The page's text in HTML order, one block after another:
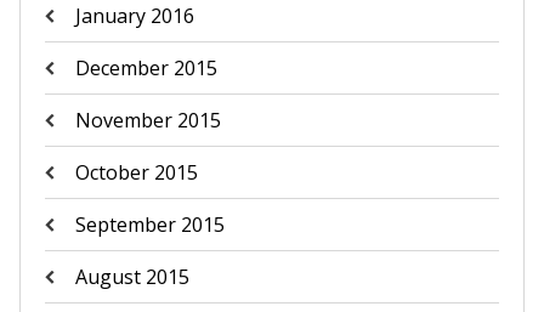
January 2016
December 2015
November 2015
October 2015
September 2015
August 2015